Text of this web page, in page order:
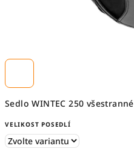
Sedlo WINTEC 250 všestranné
VELIKOST POSEDLÍ